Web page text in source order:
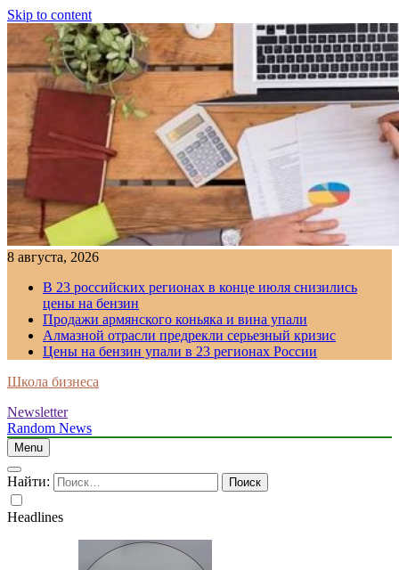
Skip to content
8 августа, 2026
В 23 российских регионах в конце июля снизились
цены на бензин
Продажи армянского коньяка и вина упали
Алмазной отрасли предрекли серьезный кризис
Цены на бензин упали в 23 регионах России
Школа бизнеса
Newsletter
Random News
Menu
Найти:
Headlines